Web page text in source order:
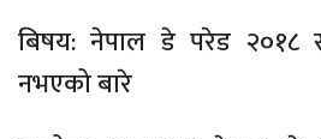
बिषय: नेपाल डे परेड २०१८
नभएको बारे